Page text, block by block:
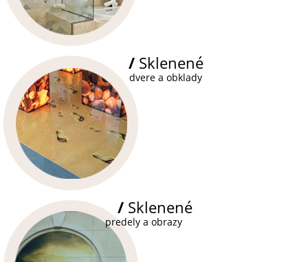
/ Sklenené
dvere a obklady
/ Sklenené
predely a obrazy